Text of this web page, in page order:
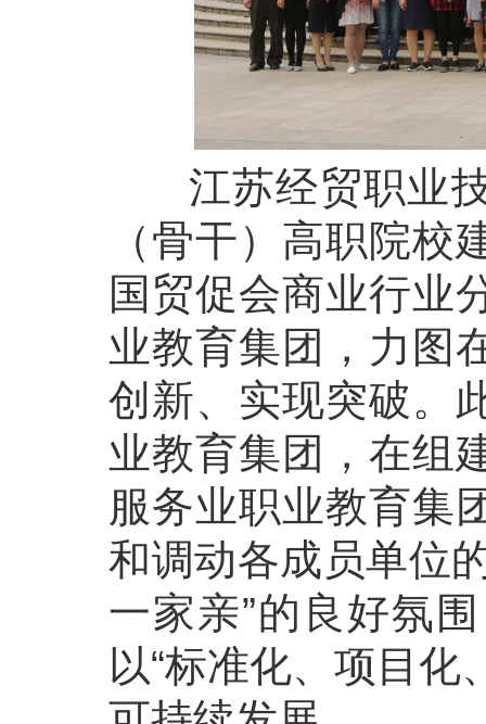
江苏经贸职业技
（骨干）高职院
国贸促会商业行业
业教育集团，力图
创新、实现突破。
业教育集团，在组
服务业职业教育集
和调动各成员单位
一家亲”的良好氛
以“标准化、项目化